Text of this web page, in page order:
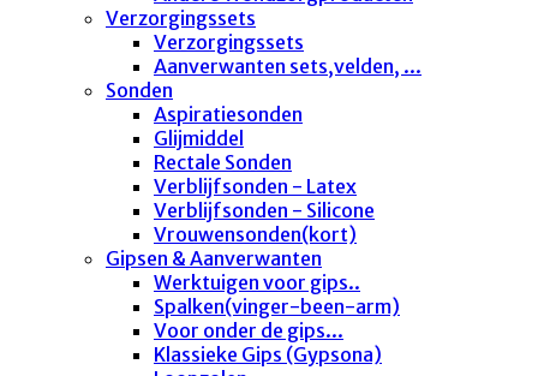
Verzorgingssets
Verzorgingssets
Aanverwanten sets,velden, ...
Sonden
Aspiratiesonden
Glijmiddel
Rectale Sonden
Verblijfsonden - Latex
Verblijfsonden - Silicone
Vrouwensonden(kort)
Gipsen & Aanverwanten
Werktuigen voor gips..
Spalken(vinger-been-arm)
Voor onder de gips...
Klassieke Gips (Gypsona)